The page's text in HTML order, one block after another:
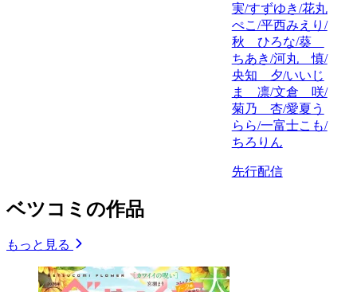
実/すずゆき/花丸
ぺこ/平西みえり/
秋 ひろな/葵
ちあき/河丸 慎/
央知 夕/いいじ
ま 凛/文倉 咲/
菊乃 杏/愛夏う
らら/一富士こも/
ちろりん
先行配信
ベツコミの作品
もっと見る